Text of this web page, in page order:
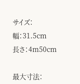
サイズ：
幅：31.5cm
長さ：4m50cm
最大寸法：